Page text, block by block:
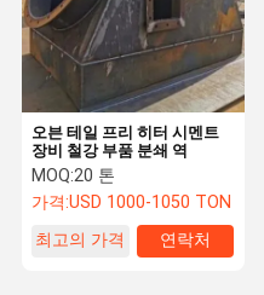
홈 제품 소개
품질 관리 뉴스
오븐 테일 프리 히터 시멘트
장비 철강 부품 분쇄 역
MOQ:20 톤
가격:USD 1000-1050 TON
최고의 가격
연락처